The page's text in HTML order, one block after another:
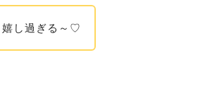
嬉し過ぎる～♡